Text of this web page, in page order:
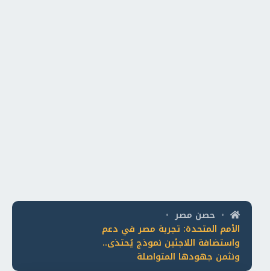
• حصن مصر •
الأمم المتحدة: تجربة مصر في دعم
واستضافة اللاجئين نموذج يُحتذى..
ونثمن جهودها المتواصلة